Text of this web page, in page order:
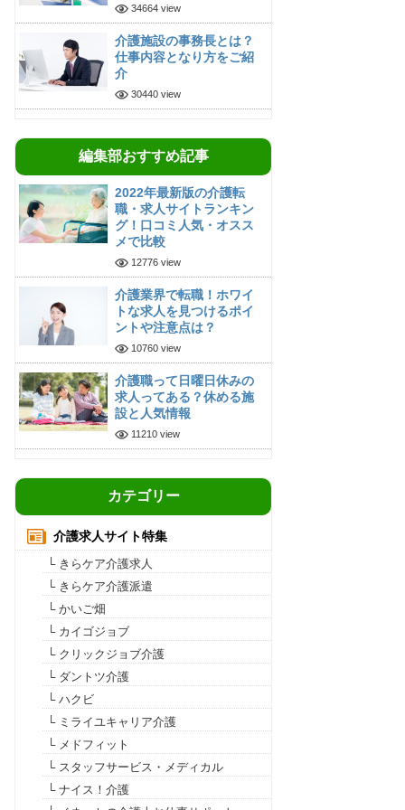
34664 view
介護施設の事務長とは？
仕事内容となり方をご紹
介
30440 view
編集部おすすめ記事
2022年最新版の介護転
職・求人サイトランキン
グ！口コミ人気・オスス
メで比較
12776 view
介護業界で転職！ホワイ
トな求人を見つけるポイ
ントや注意点は？
10760 view
介護職って日曜日休みの
求人ってある？休める施
設と人気情報
11210 view
カテゴリー
介護求人サイト特集
└ きらケア介護求人
└ きらケア介護派遣
└ かいご畑
└ カイゴジョブ
└ クリックジョブ介護
└ ダントツ介護
└ ハクビ
└ ミライユキャリア介護
└ メドフィット
└ スタッフサービス・メディカル
└ ナイス！介護